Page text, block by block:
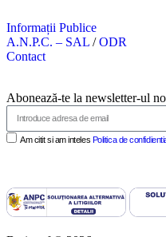
Informații Publice
A.N.P.C. – SAL /ODR
Contact
Abonează-te la newsletter-ul
Am citit si am inteles Politica de